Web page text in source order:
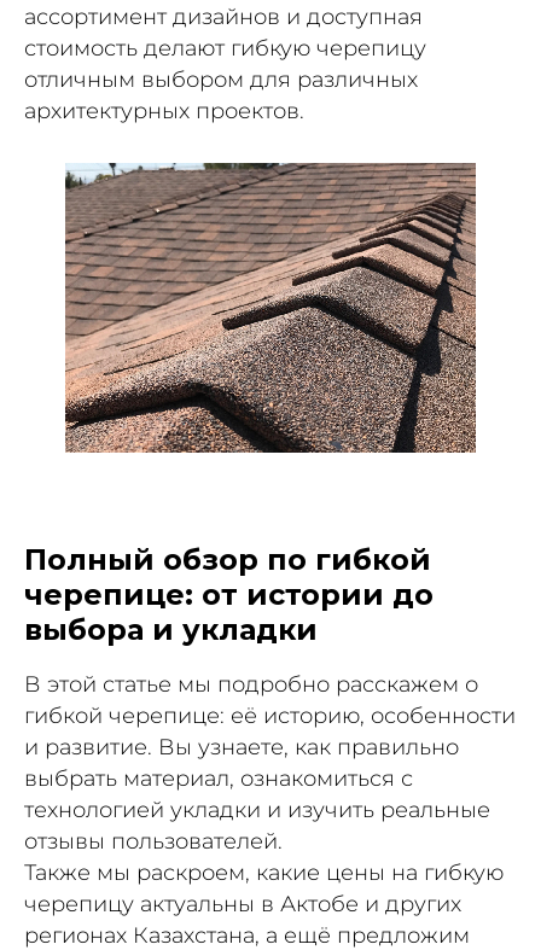
ассортимент дизайнов и доступная
стоимость делают гибкую черепицу
отличным выбором для различных
архитектурных проектов.
Полный обзор по гибкой
черепице: от истории до
выбора и укладки
В этой статье мы подробно расскажем о
гибкой черепице: её историю, особенности
и развитие. Вы узнаете, как правильно
выбрать материал, ознакомиться с
технологией укладки и изучить реальные
отзывы пользователей.
Также мы раскроем, какие цены на гибкую
черепицу актуальны в Актобе и других
регионах Казахстана, а ещё предложим